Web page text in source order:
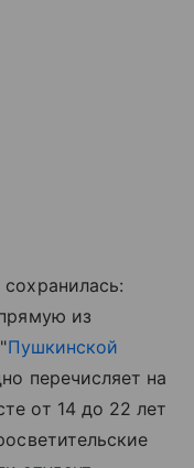
из
Пушкинской
перечисляет на
от 14 до 22 лет